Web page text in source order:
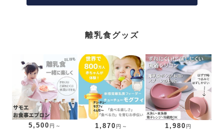
離乳食グッズ
5,500 円～ 1,870 円～ 1,980 円